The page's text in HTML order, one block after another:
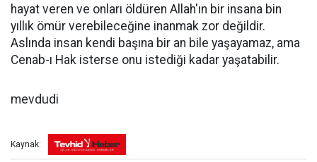
hayat veren ve onları öldüren Allah'ın bir insana bin
yıllık ömür verebileceğine inanmak zor değildir.
Aslında insan kendi başına bir an bile yaşayamaz, ama
Cenab-ı Hak isterse onu istediği kadar yaşatabilir.
mevdudi
Kaynak: